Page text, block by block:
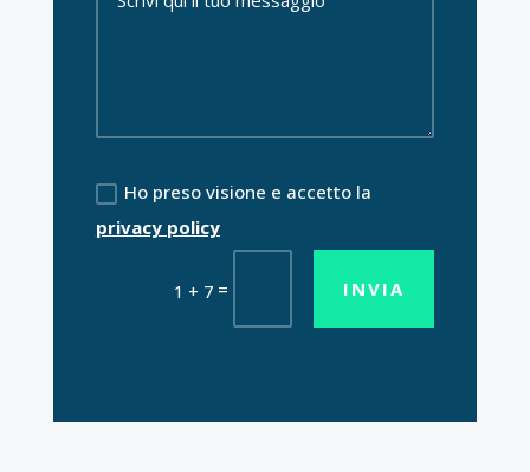
Ho preso visione e accetto la
privacy policy
1 + 7 = INVIA